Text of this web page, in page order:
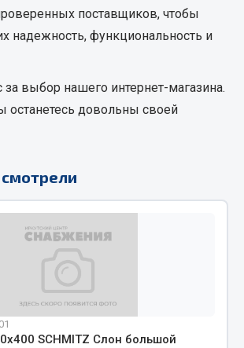
поставщиков, чтобы
надежность, функциональность и
за выбор нашего интернет-магазина.
останетесь довольны своей
SCHMITZ Слон большой